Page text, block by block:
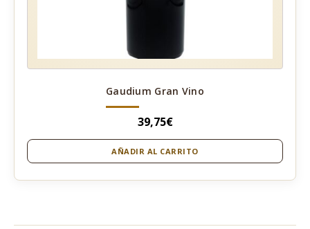
Gaudium Gran Vino
39,75€
AÑADIR AL CARRITO